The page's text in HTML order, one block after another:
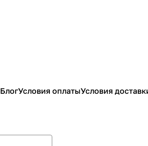
БлогУсловия оплатыУсловия